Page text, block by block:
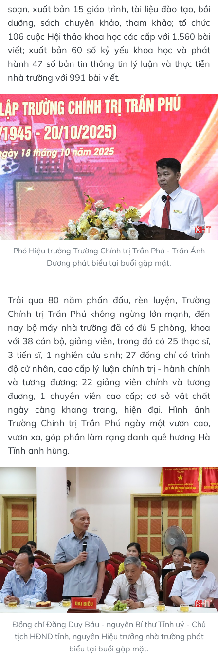
soạn, xuất bản 15 giáo trình, tài liệu đào tạo, bồi
dưỡng, sách chuyên khảo, tham khảo; tổ chức
106 cuộc Hội thảo khoa học các cấp với 1.560 bài
viết; xuất bản 60 số kỷ yếu khoa học và phát
hành 47 số bản tin thông tin lý luận và thực tiễn
nhà trường với 991 bài viết.
Phó Hiệu trưởng Trường Chính trị Trần Phú - Trần Ánh
Dương phát biểu tại buổi gặp mặt.
Trải qua 80 năm phấn đấu, rèn luyện, Trường
Chính trị Trần Phú không ngừng lớn mạnh, đến
nay bộ máy nhà trường đã có đủ 5 phòng, khoa
với 38 cán bộ, giảng viên, trong đó có 25 thạc sĩ,
3 tiến sĩ, 1 nghiên cứu sinh; 27 đồng chí có trình
độ cử nhân, cao cấp lý luận chính trị - hành chính
và tương đương; 22 giảng viên chính và tương
đương, 1 chuyên viên cao cấp; cơ sở vật chất
ngày càng khang trang, hiện đại. Hình ảnh
Trường Chính trị Trần Phú ngày một vươn cao,
vươn xa, góp phần làm rạng danh quê hương Hà
Tĩnh anh hùng.
Đồng chí Đặng Duy Báu - nguyên Bí thư Tỉnh uỷ - Chủ
tịch HĐND tỉnh, nguyên Hiệu trưởng nhà trường phát
biểu tại buổi gặp mặt.